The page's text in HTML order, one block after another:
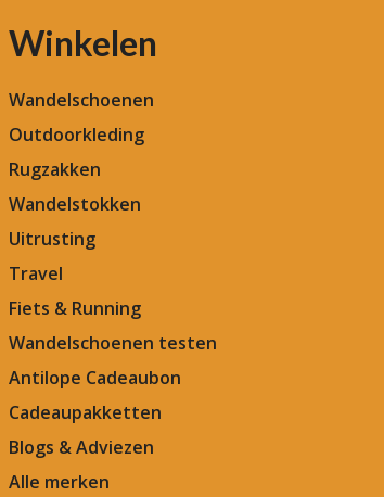
Winkelen
Wandelschoenen
Outdoorkleding
Rugzakken
Wandelstokken
Uitrusting
Travel
Fiets & Running
Wandelschoenen testen
Antilope Cadeaubon
Cadeaupakketten
Blogs & Adviezen
Alle merken